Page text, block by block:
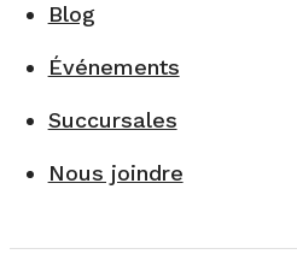
Blog
Événements
Succursales
Nous joindre